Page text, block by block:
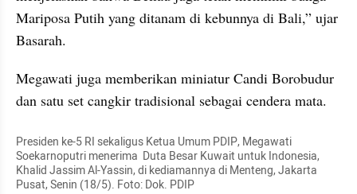
Mariposa Putih yang ditanam di kebunnya di Bali,” ujar
Basarah.
Megawati juga memberikan miniatur Candi Borobudur
dan satu set cangkir tradisional sebagai cendera mata.
Presiden ke-5 RI sekaligus Ketua Umum PDIP, Megawati
Soekarnoputri menerima  Duta Besar Kuwait untuk Indonesia,
Khalid Jassim Al-Yassin, di kediamannya di Menteng, Jakarta
Pusat, Senin (18/5). Foto: Dok. PDIP